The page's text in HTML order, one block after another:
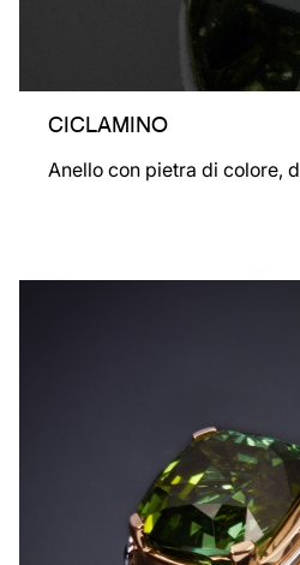
CICLAMINO
Anello con pietra di colore,